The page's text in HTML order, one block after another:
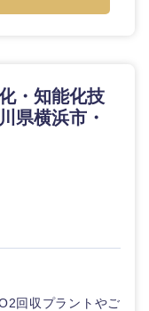
・知能化技
県横浜市・
回収プラントやご